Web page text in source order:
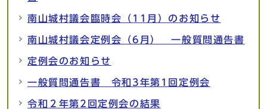
南山城村議会臨時会（11月）のお知らせ
南山城村議会定例会（6月） 一般質問通告書
定例会のお知らせ
一般質問通告書 令和3年第1回定例会
令和２年第2回定例会の結果